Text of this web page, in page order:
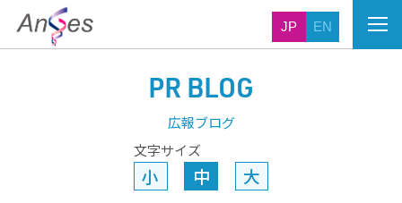
JP EN
PR BLOG
広報ブログ
文字サイズ
小 中 大